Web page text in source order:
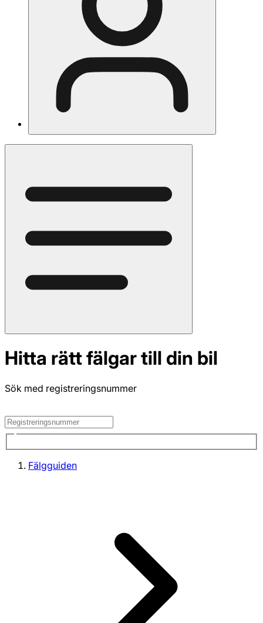
Hitta rätt fälgar till din bil
Sök med registreringsnummer
Fälgguiden